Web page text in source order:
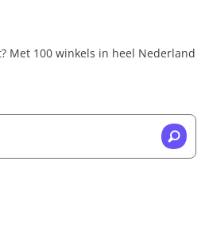
Met 100 winkels in heel Nederland